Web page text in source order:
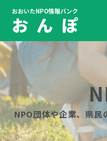
おおいたNPO情報バンク
お ん ぽ
NPO団体や企業、県民